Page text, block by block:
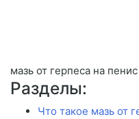
мазь от герпеса на пенис
Разделы:
Что такое мазь от